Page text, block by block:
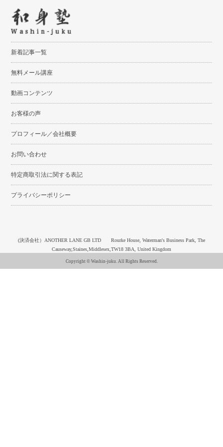
新着記事一覧
無料メール講座
動画コンテンツ
お客様の声
プロフィール／会社概要
お問い合わせ
特定商取引法に関する表記
プライバシーポリシー
(決済会社）ANOTHER LANE GB LTD Rourke House, Waterman's Business Park, The
Causeway,Staines,Middlesex,TW18 3BA, United Kingdom
Copyright © Washin-juku. All Rights Reserved.